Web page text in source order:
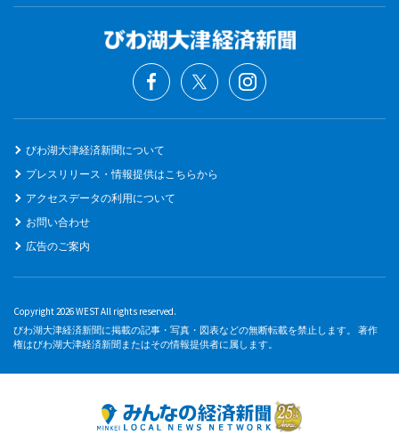
びわ湖大津経済新聞について
プレスリリース・情報提供はこちらから
アクセスデータの利用について
お問い合わせ
広告のご案内
Copyright 2026 WEST All rights reserved.
びわ湖大津経済新聞に掲載の記事・写真・図表などの無断転載を禁止します。 著作
権はびわ湖大津経済新聞またはその情報提供者に属します。